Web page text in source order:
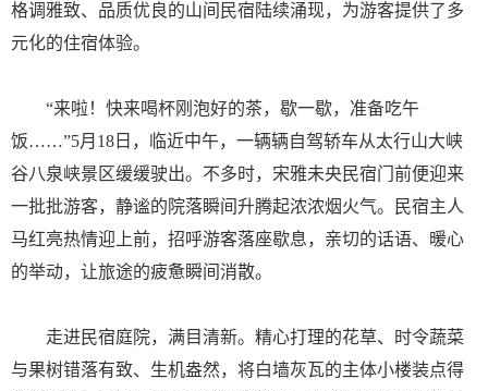
格调雅致、品质优良的山间民宿陆续涌现，为游客提供了多
元化的住宿体验。
“来啦！快来喝杯刚泡好的茶，歇一歇，准备吃午
饭……”5月18日，临近中午，一辆辆自驾轿车从太行山大峡
谷八泉峡景区缓缓驶出。不多时，宋雅未央民宿门前便迎来
一批批游客，静谧的院落瞬间升腾起浓浓烟火气。民宿主人
马红亮热情迎上前，招呼游客落座歇息，亲切的话语、暖心
的举动，让旅途的疲惫瞬间消散。
走进民宿庭院，满目清新。精心打理的花草、时令蔬菜
与果树错落有致、生机盎然，将白墙灰瓦的主体小楼装点得